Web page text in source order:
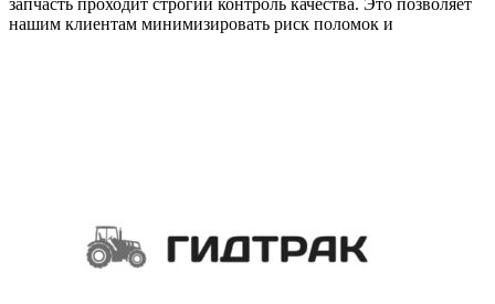
запчасть проходит строгий контроль качества. Это позволяет
нашим клиентам минимизировать риск поломок и